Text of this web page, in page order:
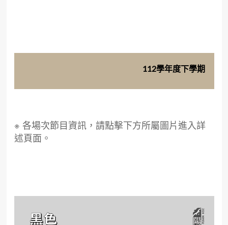
112學年度下學期
※ 各場次節目資訊，請點擊下方所屬圖片進入詳
述頁面。